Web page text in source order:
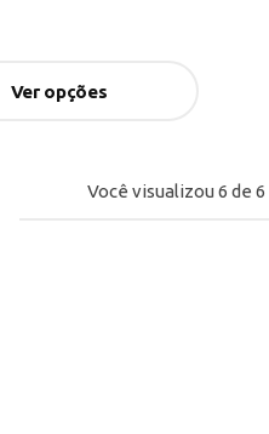
Ver opções
Você visualizou6 de 6